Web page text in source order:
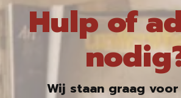
Hulp of
Wij staan graag